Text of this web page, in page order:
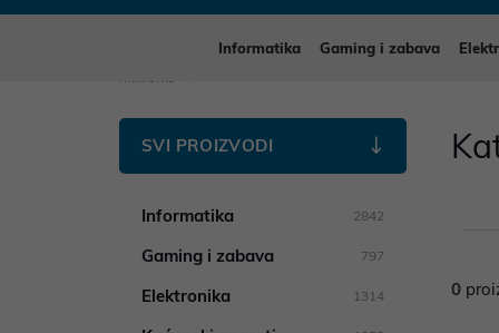
Informatika Gaming i zabava
SVI PROIZVODI
Informatika 2842
Gaming i zabava 797
Elektronika 1314 0